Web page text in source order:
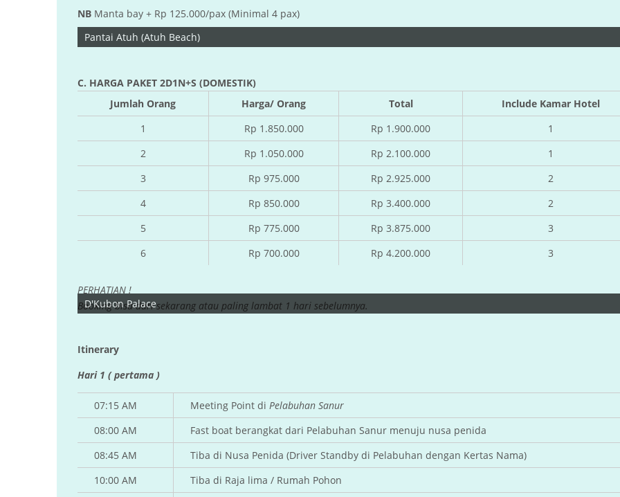
NB Manta bay + Rp 125.000/pax (Minimal 4 pax)
Pantai Atuh (Atuh Beach)
C. HARGA PAKET 2D1N+S (DOMESTIK)
Jumlah Orang
Harga/ Orang Total
Include Kamar Hotel
1
Rp 1.850.000 Rp 1.900.000
1
2
Rp 1.050.000 Rp 2.100.000
1
3
Rp 975.000 Rp 2.925.000
2
4
Rp 850.000 Rp 3.400.000
2
5
Rp 775.000 Rp 3.875.000
3
6
Rp 700.000 Rp 4.200.000 3
PERHATIAN !
Booking bisa dari sekarang atau paling lambat 1 hari sebelumnya.
D'Kubon Palace
Itinerary
Hari 1 ( pertama )
07:15 AM Meeting Point di Pelabuhan Sanur
08:00 AM
Fast boat berangkat dari Pelabuhan Sanur menuju nusa penida
08:45 AM
Tiba di Nusa Penida (Driver Standby di Pelabuhan dengan Kertas Nama)
10:00 AM
Tiba di Raja lima / Rumah Pohon